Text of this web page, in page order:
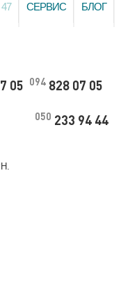
47 СЕРВИС БЛОГ
05 094828 07 05
050 233 94 44